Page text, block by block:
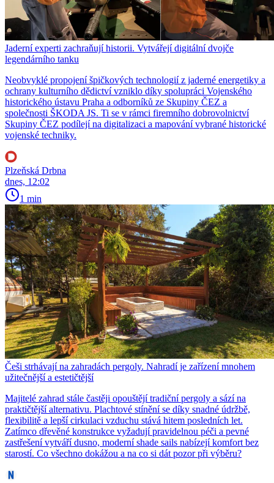
Jaderní experti zachraňují historii. Vytvářejí digitální dvojče
legendárního tanku
Neobvyklé propojení špičkových technologií z jaderné energetiky a
ochrany kulturního dědictví vzniklo díky spolupráci Vojenského
historického ústavu Praha a odborníků ze Skupiny ČEZ a
společnosti ŠKODA JS. Ti se v rámci firemního dobrovolnictví
Skupiny ČEZ podílejí na digitalizaci a mapování vybrané historické
vojenské techniky.
Plzeňská Drbna
dnes, 12:02
1 min
Češi strhávají na zahradách pergoly. Nahradí je zařízení mnohem
užitečnější a estetičtější
Majitelé zahrad stále častěji opouštějí tradiční pergoly a sází na
praktičtější alternativu. Plachtové stínění se díky snadné údržbě,
flexibilitě a lepší cirkulaci vzduchu stává hitem posledních let.
Zatímco dřevěné konstrukce vyžadují pravidelnou péči a pevné
zastřešení vytváří dusno, moderní shade sails nabízejí komfort bez
starostí. Co všechno dokážou a na co si dát pozor při výběru?